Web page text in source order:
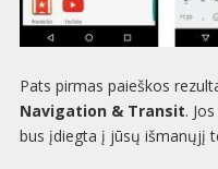
Pats pirmas paieškos
Navigation & Transit.
bus įdiegta į jūsų išmanųjį